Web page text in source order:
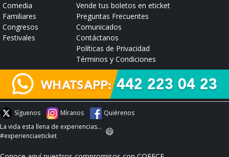
Comedia
Familiares
Congresos
Festivales
Vende tus boletos en eticket
Preguntas Frecuentes
Comunicados
Contáctanos
Políticas de Privacidad
Términos y Condiciones
Síguenos Míranos
Quiérenos
La vida esta llena de experiencias...
#experienciaeticket
😄